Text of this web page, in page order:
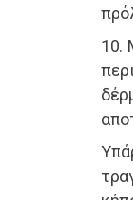
10.